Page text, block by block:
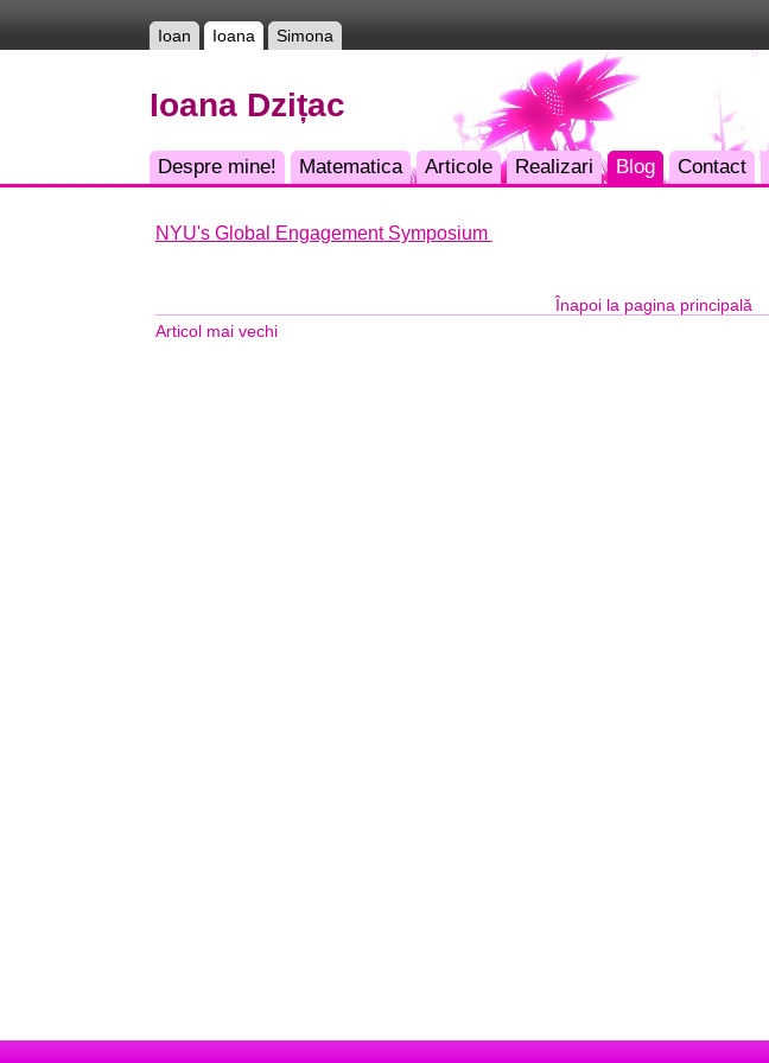
Ioan Ioana Simona
Ioana Dzițac
Despre mine! Matematica Articole Realizari Blog Contact
NYU's Global Engagement Symposium
Înapoi la pagina principală
Articol mai vechi